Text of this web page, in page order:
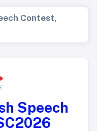
Contest,
Speech